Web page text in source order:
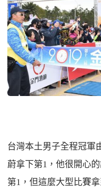
台灣本土男子全程冠軍
蔚拿下第1，他很開心
第1，但這麼大型比賽